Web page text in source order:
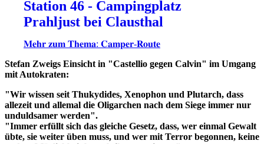
Station 46 - Campingplatz
Prahljust bei Clausthal
𝐌𝐞𝐡𝐫 𝐳𝐮𝐦 𝐓𝐡𝐞𝐦𝐚: 𝐂𝐚𝐦𝐩𝐞𝐫-𝐑𝐨𝐮𝐭𝐞
Stefan Zweigs Einsicht in "Castellio gegen Calvin" im Umgang
mit Autokraten:
"Wir wissen seit Thukydides, Xenophon und Plutarch, dass
allezeit und allemal die Oligarchen nach dem Siege immer nur
unduldsamer werden".
"Immer erfüllt sich das gleiche Gesetz, dass, wer einmal Gewalt
übte, sie weiter üben muss, und wer mit Terror begonnen, keine